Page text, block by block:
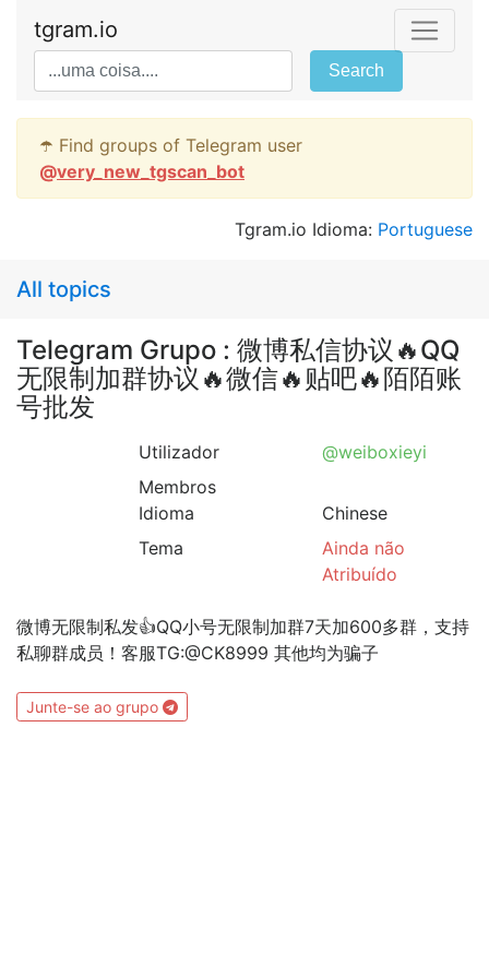
tgram.io
Search
☂️ Find groups of Telegram user
@very_new_tgscan_bot
Tgram.io Idioma: Portuguese
All topics
Telegram Grupo : 微博私信协议🔥QQ
无限制加群协议🔥微信🔥贴吧🔥陌陌账
号批发
Utilizador
@weiboxieyi
Membros
Idioma
Chinese
Tema
Ainda não
Atribuído
微博无限制私发👍QQ小号无限制加群7天加600多群，支持
私聊群成员！客服TG:@CK8999 其他均为骗子
Junte-se ao grupo